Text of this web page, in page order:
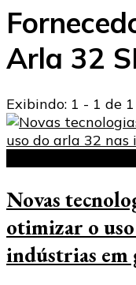
Arla 32
Exibindo: 1 - 1 de 1
Novas
otimizar o
indústrias em